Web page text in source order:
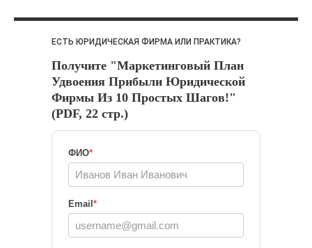
ЕСТЬ ЮРИДИЧЕСКАЯ ФИРМА ИЛИ ПРАКТИКА?
Получите "Маркетинговый План
Удвоения Прибыли Юридической
Фирмы Из 10 Простых Шагов!"
(PDF, 22 стр.)
ФИО*
Email *